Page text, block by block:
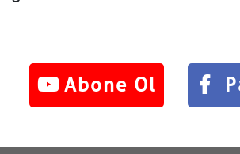
Abone Ol